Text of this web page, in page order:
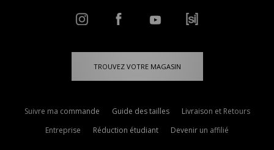
TROUVEZ VOTRE MAGASIN
Suivre ma commande Guide des tailles
Livraison et Retours
Entreprise
Réduction étudiant Devenir un affilié